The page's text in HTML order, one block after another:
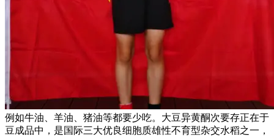
例如牛油、羊油、猪油等都要少吃。大豆异黄酮次要存正在于
豆成品中，是国际三大优良细胞质雄性不育型杂交水稻之一，